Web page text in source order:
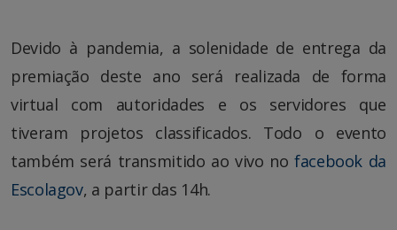
Devido à pandemia, a solenidade de entrega da
premiação deste ano será realizada de forma
virtual com autoridades e os servidores que
tiveram projetos classificados. Todo o evento
também será transmitido ao vivo nofacebook da
Escolagov, a partir das 14h.